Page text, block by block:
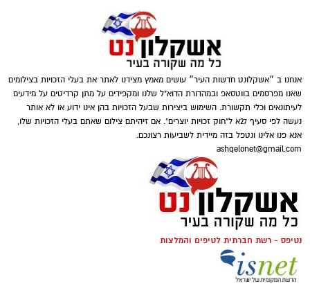
אנחנו ב ״אשקלונט חדשות העיר״ עושים מאמץ מצידנו לאתר את בעלי הזכויות בצילומים
שאנו מפרסמים בווטסאפ ובמהדורת הדוא"ל שלנו ומקפידים על מתן קרדיטים על מידעים
לעיתונאים וכלי תקשורת. השימוש ביצירות שבעל הזכויות בהן אינו ידוע או לא אותר
נעשה לפי סעיף 27א ל"חוק זכויות יוצרים". אם זיהיתם צילום שאתם בעלי הזכויות שלו,
אנא פנו אלינו ונטפל בזה מיידית לשביעות רצונכם.
ashqelonet@gmail.com
נטיפס - רשת חברתית לטיפים והמלצות